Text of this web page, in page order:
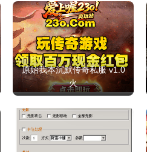
原始我本沉默传奇私服 v1.0
火